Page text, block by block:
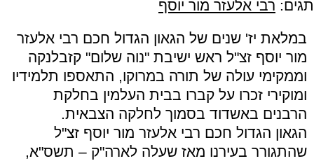
תגים: רבי אלעזר מור יוסף
במלאת יז' שנים של הגאון הגדול חכם רבי אלעזר
מור יוסף זצ"ל ראש ישיבת "נוה שלום" קזבלנקה
וממקימי עולה של תורה במרוקו, התאספו תלמידיו
ומוקירי זכרו על קברו בבית העלמין בחלקת
הרבנים באשדוד בסמוך לחלקה הצבאית.
הגאון הגדול חכם רבי אלעזר מור יוסף זצ"ל
שהתגורר בעירנו מאז שעלה לארה"ק – תשס"א,